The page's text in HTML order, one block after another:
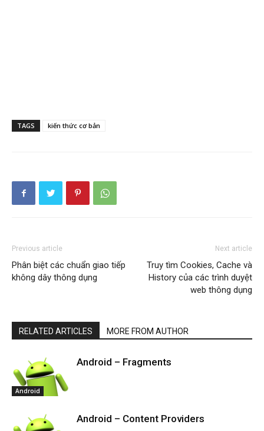
TAGS kiến thức cơ bản
Previous article
Phân biệt các chuẩn giao tiếp
không dây thông dụng
Next article
Truy tìm Cookies, Cache và
History của các trình duyệt
web thông dụng
RELATED ARTICLES MORE FROM AUTHOR
Android
Android – Fragments
Android – Content Providers